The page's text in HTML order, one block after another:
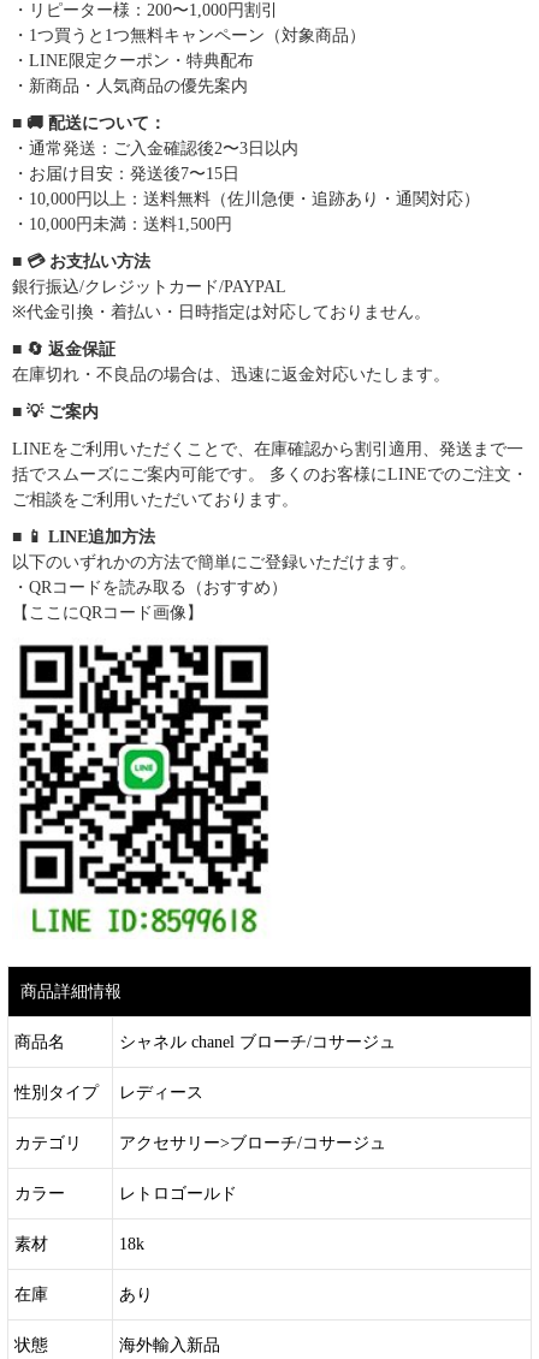
・リピーター様：200〜1,000円割引
・1つ買うと1つ無料キャンペーン（対象商品）
・LINE限定クーポン・特典配布
・新商品・人気商品の優先案内
■ 🚚 配送について：
・通常発送：ご入金確認後2〜3日以内
・お届け目安：発送後7〜15日
・10,000円以上：送料無料（佐川急便・追跡あり・通関対応）
・10,000円未満：送料1,500円
■ 💳 お支払い方法
銀行振込/クレジットカード/PAYPAL
※代金引換・着払い・日時指定は対応しておりません。
■ 🔄 返金保証
在庫切れ・不良品の場合は、迅速に返金対応いたします。
■ 💡 ご案内
LINEをご利用いただくことで、在庫確認から割引適用、発送まで一
括でスムーズにご案内可能です。 多くのお客様にLINEでのご注文・
ご相談をご利用いただいております。
■ 📱 LINE追加方法
以下のいずれかの方法で簡単にご登録いただけます。
・QRコードを読み取る（おすすめ）
【ここにQRコード画像】
商品詳細情報
商品名 シャネル chanel ブローチ/コサージュ
性別タイプ レディース
カテゴリ アクセサリー>ブローチ/コサージュ
カラー レトロゴールド
素材 18k
在庫 あり
状態 海外輸入新品